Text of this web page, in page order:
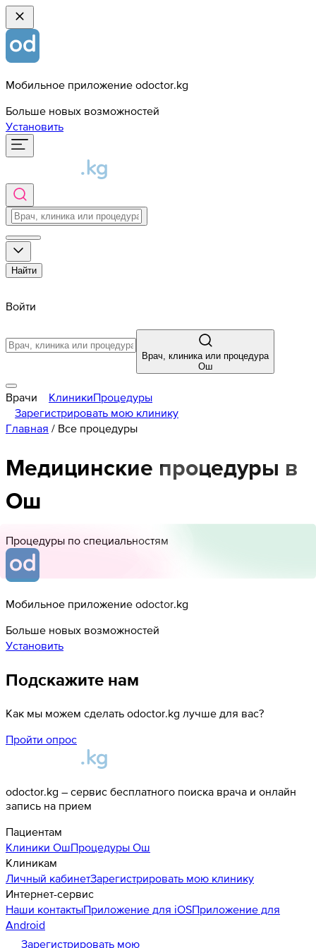
Мобильное приложение odoctor.kg
Больше новых возможностей
Установить
Найти
Войти
Врач, клиника или процедура
Ош
Врачи КлиникиПроцедуры
Зарегистрировать мою клинику
Главная / Все процедуры
Медицинские процедуры в
Ош
Процедуры по специальностям
Мобильное приложение odoctor.kg
Больше новых возможностей
Установить
Подскажите нам
Как мы можем сделать odoctor.kg лучше для вас?
Пройти опрос
odoctor.kg – сервис бесплатного поиска врача и онлайн
запись на прием
Пациентам
Клиники ОшПроцедуры Ош
Клиникам
Личный кабинетЗарегистрировать мою клинику
Интернет-сервис
Наши контактыПриложение для iOSПриложение для
Android
Зарегистрировать мою